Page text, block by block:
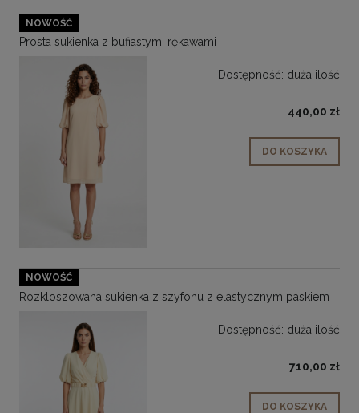
Prosta sukienka z bufiastymi rękawami
Dostępność: duża ilość
440,00 zł
DO KOSZYKA
NOWOŚĆ
Rozkloszowana sukienka z szyfonu z elastycznym paskiem
Dostępność: duża ilość
710,00 zł
DO KOSZYKA
NOWOŚĆ